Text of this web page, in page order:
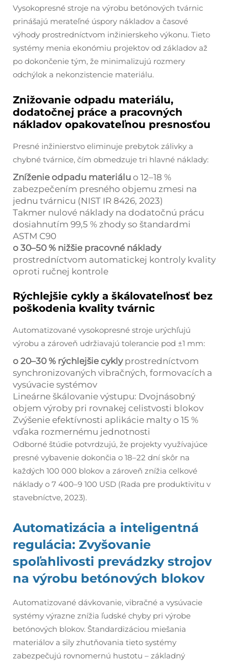
Vysokopresné stroje na výrobu betónových tvárnic
prinášajú merateľné úspory nákladov a časové
výhody prostredníctvom inžinierskeho výkonu. Tieto
systémy menia ekonómiu projektov od základov až
po dokončenie tým, že minimalizujú rozmery
odchýlok a nekonzistencie materiálu.
Znižovanie odpadu materiálu,
dodatočnej práce a pracovných
nákladov opakovateľnou presnosťou
Presné inžinierstvo eliminuje prebytok zálivky a
chybné tvárnice, čím obmedzuje tri hlavné náklady:
Zníženie odpadu materiálu o 12–18 %
zabezpečením presného objemu zmesi na
jednu tvárnicu (NIST IR 8426, 2023)
Takmer nulové náklady na dodatočnú prácu
dosiahnutím 99,5 % zhody so štandardmi
ASTM C90
o 30–50 % nižšie pracovné náklady
prostredníctvom automatickej kontroly kvality
oproti ručnej kontrole
Rýchlejšie cykly a škálovateľnosť bez
poškodenia kvality tvárnic
Automatizované vysokopresné stroje urýchľujú
výrobu a zároveň udržiavajú tolerancie pod ±1 mm:
o 20–30 % rýchlejšie cykly prostredníctvom
synchronizovaných vibračných, formovacích a
vysúvacie systémov
Lineárne škálovanie výstupu: Dvojnásobný
objem výroby pri rovnakej celistvosti blokov
Zvýšenie efektívnosti aplikácie malty o 15 %
vďaka rozmernému jednotnosti
Odborné štúdie potvrdzujú, že projekty využívajúce
presné vybavenie dokončia o 18–22 dní skôr na
každých 100 000 blokov a zároveň znížia celkové
náklady o 7 400–9 100 USD (Rada pre produktivitu v
stavebníctve, 2023).
Automatizácia a inteligentná
regulácia: Zvyšovanie
spoľahlivosti prevádzky strojov
na výrobu betónových blokov
Automatizované dávkovanie, vibračné a vysúvacie
systémy výrazne znížia ľudské chyby pri výrobe
betónových blokov. Štandardizáciou miešania
materiálov a sily zhutňovania tieto systémy
zabezpečujú rovnomernú hustotu – základný